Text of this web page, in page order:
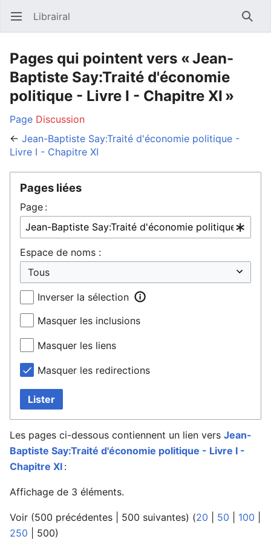
Ouvrir le menu principal Librairal
Pages qui pointent vers « Jean-
Baptiste Say:Traité d'économie
politique - Livre I - Chapitre XI »
Page Discussion
← Jean-Baptiste Say:Traité d'économie politique -
Livre I - Chapitre XI
Pages liées
Page :
Espace de noms :
Inverser la sélection
Masquer les inclusions
Masquer les liens
Masquer les redirections
Lister
Les pages ci-dessous contiennent un lien vers Jean-
Baptiste Say:Traité d'économie politique - Livre I -
Chapitre XI :
Affichage de 3 éléments.
Voir (500 précédentes 500 suivantes) (20 50 100
250
500)